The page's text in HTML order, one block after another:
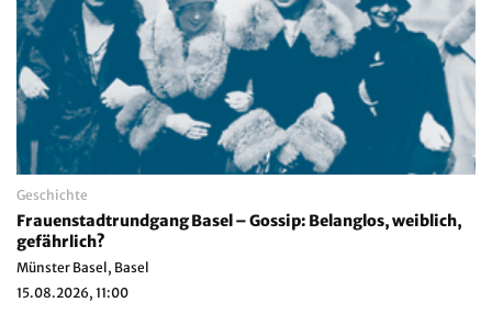
Geschichte
Frauenstadtrundgang Basel – Gossip: Belanglos, weiblich,
gefährlich?
Münster Basel, Basel
15.08.2026, 11:00